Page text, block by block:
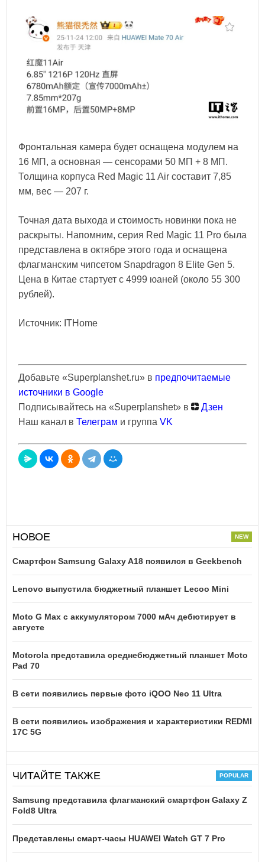
Фронтальная камера будет оснащена модулем на
16 МП, а основная — сенсорами 50 МП + 8 МП.
Толщина корпуса Red Magic 11 Air составит 7,85
мм, вес — 207 г.
Точная дата выхода и стоимость новинки пока не
раскрыты. Напомним, серия Red Magic 11 Pro была
представлена в октябре этого года и оснащена
флагманским чипсетом Snapdragon 8 Elite Gen 5.
Цена в Китае стартует с 4999 юаней (около 55 300
рублей).
Источник: ITHome
Добавьте «Superplanshet.ru» в предпочитаемые
источники в Google
Подписывайтесь на «Superplanshet» в
Дзен
Наш канал в Телеграм и группа VK
НОВОЕ
Смартфон Samsung Galaxy A18 появился в Geekbench
Lenovo выпустила бюджетный планшет Lecoo Mini
Moto G Max с аккумулятором 7000 мАч дебютирует в
августе
Motorola представила среднебюджетный планшет Moto
Pad 70
В сети появились первые фото iQOO Neo 11 Ultra
В сети появились изображения и характеристики REDMI
17C 5G
ЧИТАЙТЕ ТАКЖЕ
Samsung представила флагманский смартфон Galaxy Z
Fold8 Ultra
Представлены смарт-часы HUAWEI Watch GT 7 Pro